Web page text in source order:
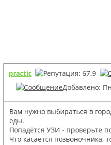
practic
Добавлено:
Вам нужно выбираться в
еды.
Попадётся УЗИ - проверьте
Что касается позвоночника,